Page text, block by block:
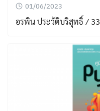
01/06/2023
อรพิน ประวัติบริสุทธิ์ /